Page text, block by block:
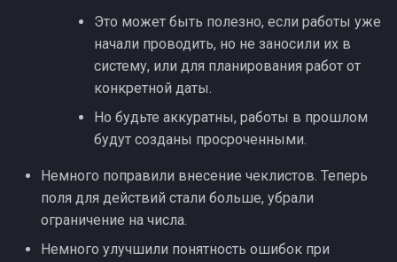
Клиент
Заблокированный
Это может быть полезно, если работы уже
начали проводить, но не заносили их в
систему, или для планирования работ от
конкретной даты.
Но будьте аккуратны, работы в прошлом
будут созданы просроченными.
Немного поправили внесение чеклистов. Теперь
поля для действий стали больше, убрали
ограничение на числа.
Немного улучшили понятность ошибок при